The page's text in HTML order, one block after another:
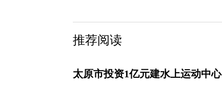
推荐阅读
太原市投资1亿元建水上运动中